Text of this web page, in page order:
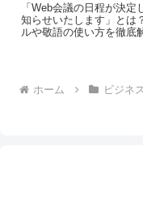
「Web会議の日程が決定
知らせいたします」とは
ルや敬語の使い方を徹底
ホーム ビジネ